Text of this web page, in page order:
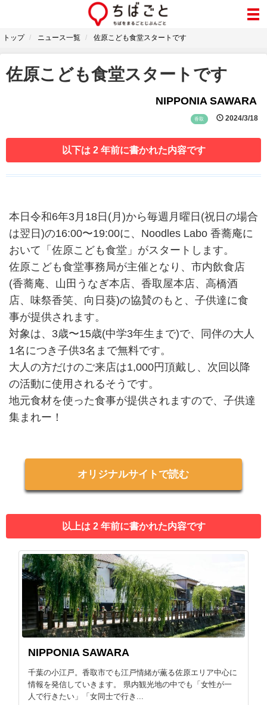
トップ ニュース一覧 佐原こども食堂スタートです
佐原こども食堂スタートです
NIPPONIA SAWARA
香取 2024/3/18
以下は 2 年前に書かれた内容です
本日令和6年3月18日(月)から毎週月曜日(祝日の場合
は翌日)の16:00〜19:00に、Noodles Labo 香蕎庵に
おいて「佐原こども食堂」がスタートします。
佐原こども食堂事務局が主催となり、市内飲食店
(香蕎庵、山田うなぎ本店、香取屋本店、高橋酒
店、味祭香笑、向日葵)の協賛のもと、子供達に食
事が提供されます。
対象は、3歳〜15歳(中学3年生まで)で、同伴の大人
1名につき子供3名まで無料です。
大人の方だけのご来店は1,000円頂戴し、次回以降
の活動に使用されるそうです。
地元食材を使った食事が提供されますので、子供達
集まれー！
オリジナルサイトで読む
以上は 2 年前に書かれた内容です
NIPPONIA SAWARA
千葉の小江戸。香取市でも江戸情緒が薫る佐原エリア中心に
情報を発信していきます。 県内観光地の中でも「女性が一
人で行きたい」「女同士で行き...